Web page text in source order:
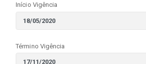
Início Vigência
Término Vigência